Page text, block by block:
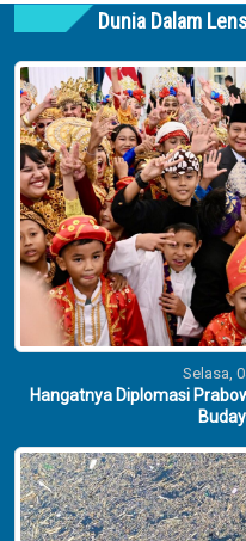
Dunia Dalam
Selasa,
Hangatnya Diplomasi